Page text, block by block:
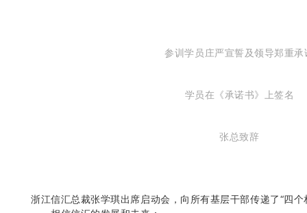
参训学员庄严宣誓及领导郑重承
学员在《承诺书》 上签名
张总致辞
浙江信汇总裁张学琪出席启动会，向所有基层干部传递了“四个